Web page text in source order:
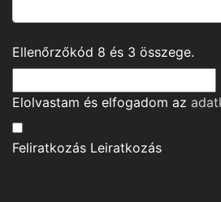
Ellenőrzőkód 8 és 3 összege.
Elolvastam és elfogadom az
Feliratkozás Leiratkozás